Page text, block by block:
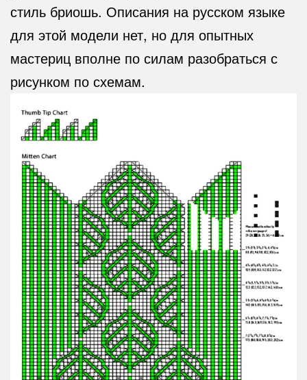
стиль бриошь. Описания на русском языке
для этой модели нет, но для опытных
мастериц вполне по силам разобраться с
рисунком по схемам.